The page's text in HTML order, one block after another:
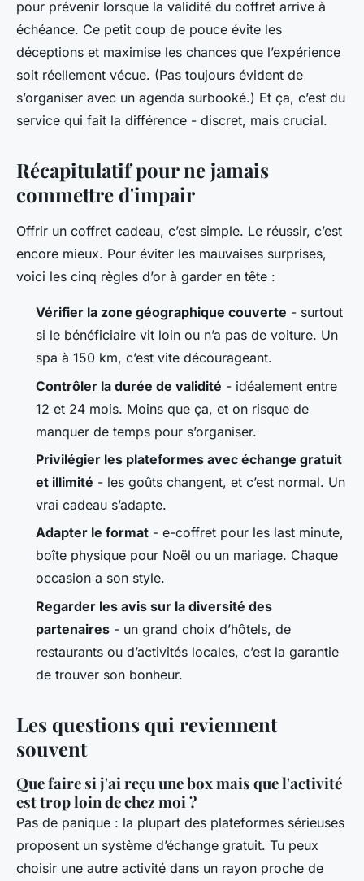
pour prévenir lorsque la validité du coffret arrive à
échéance. Ce petit coup de pouce évite les
déceptions et maximise les chances que l’expérience
soit réellement vécue. (Pas toujours évident de
s’organiser avec un agenda surbooké.) Et ça, c’est du
service qui fait la différence - discret, mais crucial.
Récapitulatif pour ne jamais
commettre d'impair
Offrir un coffret cadeau, c’est simple. Le réussir, c’est
encore mieux. Pour éviter les mauvaises surprises,
voici les cinq règles d’or à garder en tête :
Vérifier la zone géographique couverte - surtout
si le bénéficiaire vit loin ou n’a pas de voiture. Un
spa à 150 km, c’est vite décourageant.
Contrôler la durée de validité - idéalement entre
12 et 24 mois. Moins que ça, et on risque de
manquer de temps pour s’organiser.
Privilégier les plateformes avec échange gratuit
et illimité - les goûts changent, et c’est normal. Un
vrai cadeau s’adapte.
Adapter le format - e-coffret pour les last minute,
boîte physique pour Noël ou un mariage. Chaque
occasion a son style.
Regarder les avis sur la diversité des
partenaires - un grand choix d’hôtels, de
restaurants ou d’activités locales, c’est la garantie
de trouver son bonheur.
Les questions qui reviennent
souvent
Que faire si j'ai reçu une box mais que l'activité
est trop loin de chez moi ?
Pas de panique : la plupart des plateformes sérieuses
proposent un système d’échange gratuit. Tu peux
choisir une autre activité dans un rayon proche de